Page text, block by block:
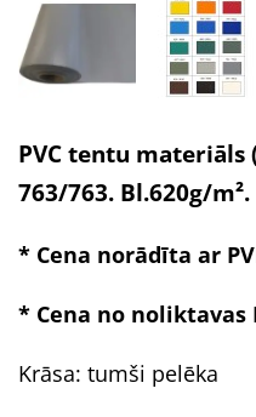
PVC tentu
763/763. Bl.620g/
* Cena norādīta ar
* Cena no noliktavas
Krāsa: tumši pelēka